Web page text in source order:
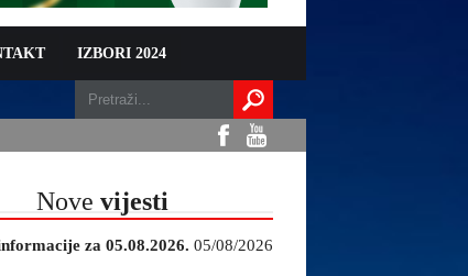
IZBORI 2024
Nove vijesti
za 05.08.2026. 05/08/2026